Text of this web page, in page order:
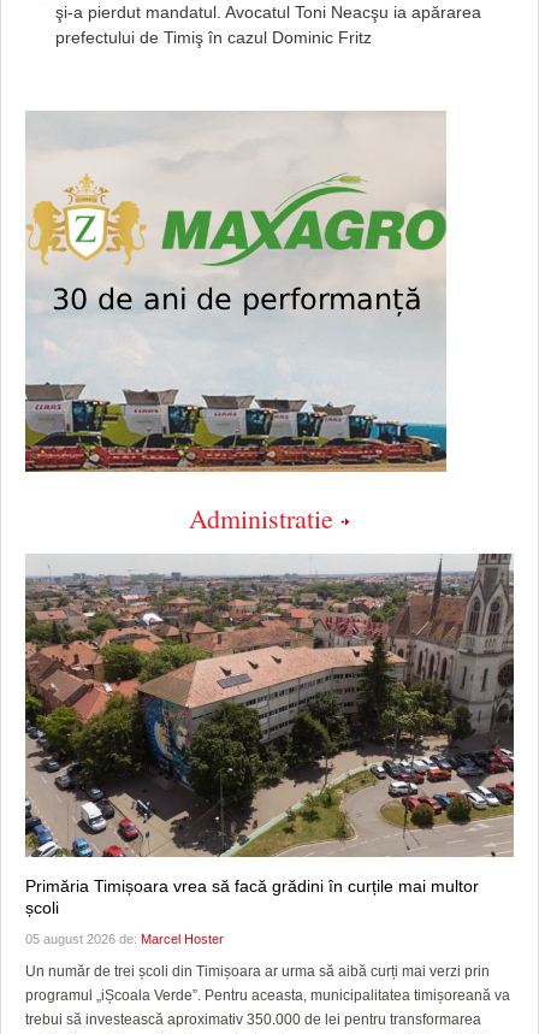
şi-a pierdut mandatul. Avocatul Toni Neacşu ia apărarea
prefectului de Timiş în cazul Dominic Fritz
Administratie
Primăria Timișoara vrea să facă grădini în curțile mai multor
școli
05 august 2026 de: Marcel Hoster
Un număr de trei școli din Timișoara ar urma să aibă curți mai verzi prin
programul „iȘcoala Verde”. Pentru aceasta, municipalitatea timișoreană va
trebui să investească aproximativ 350.000 de lei pentru transformarea